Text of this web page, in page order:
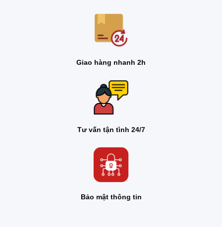
Giao hàng nhanh 2h
Tư vấn tận tình 24/7
Bảo mật thông tin